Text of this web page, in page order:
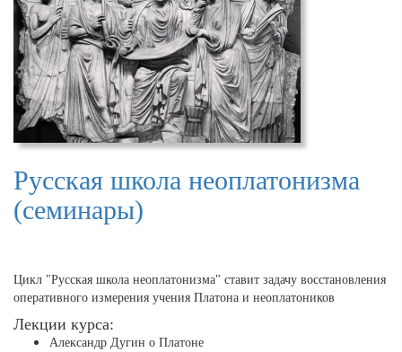
Русская школа неоплатонизма
(семинары)
Цикл "Русская школа неоплатонизма" ставит задачу восстановления
оперативного измерения учения Платона и неоплатоников
Лекции курса:
Александр Дугин о Платоне